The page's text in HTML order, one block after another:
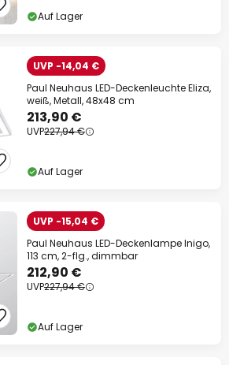
Auf Lager
UVP -14,04 €
Paul Neuhaus LED-Deckenleuchte Eliza,
weiß, Metall, 48x48 cm
213,90 €
UVP227,94 €
Auf Lager
UVP -15,04 €
Paul Neuhaus LED-Deckenlampe Inigo,
113 cm, 2-flg., dimmbar
212,90 €
UVP227,94 €
Auf Lager